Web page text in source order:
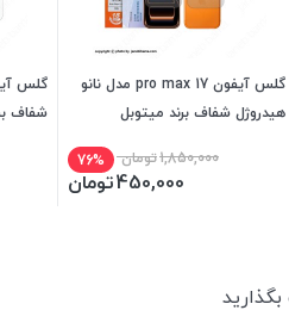
گلس آیفون 17 pro max مدل نانو
هیدروژل شفاف برند میتوبل
1,850,000تومان 76%
450,000تومان
شفاف